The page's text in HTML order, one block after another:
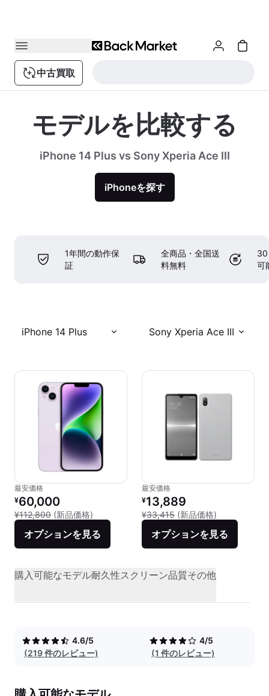
中古買取
モデルを比較する
iPhone 14 Plus vs Sony Xperia Ace III
iPhoneを探す
1年間の動作保
証
全商品・全国送
料無料
30
可
iPhone 14 Plus Sony Xperia Ace III
最安価格
リファービッシュ品の価格：
¥60,000
¥112,800 (新品価格) 新品との比較：¥112,800
オプションを見る
最安価格
リファービッシュ品の価格：
¥13,889
¥33,415 (新品価格)
オプションを見る
購入可能なモデル耐久性スクリーン品質その他
4.6/5
(219 件のレビュー)
4/5
(1 件のレビュー)